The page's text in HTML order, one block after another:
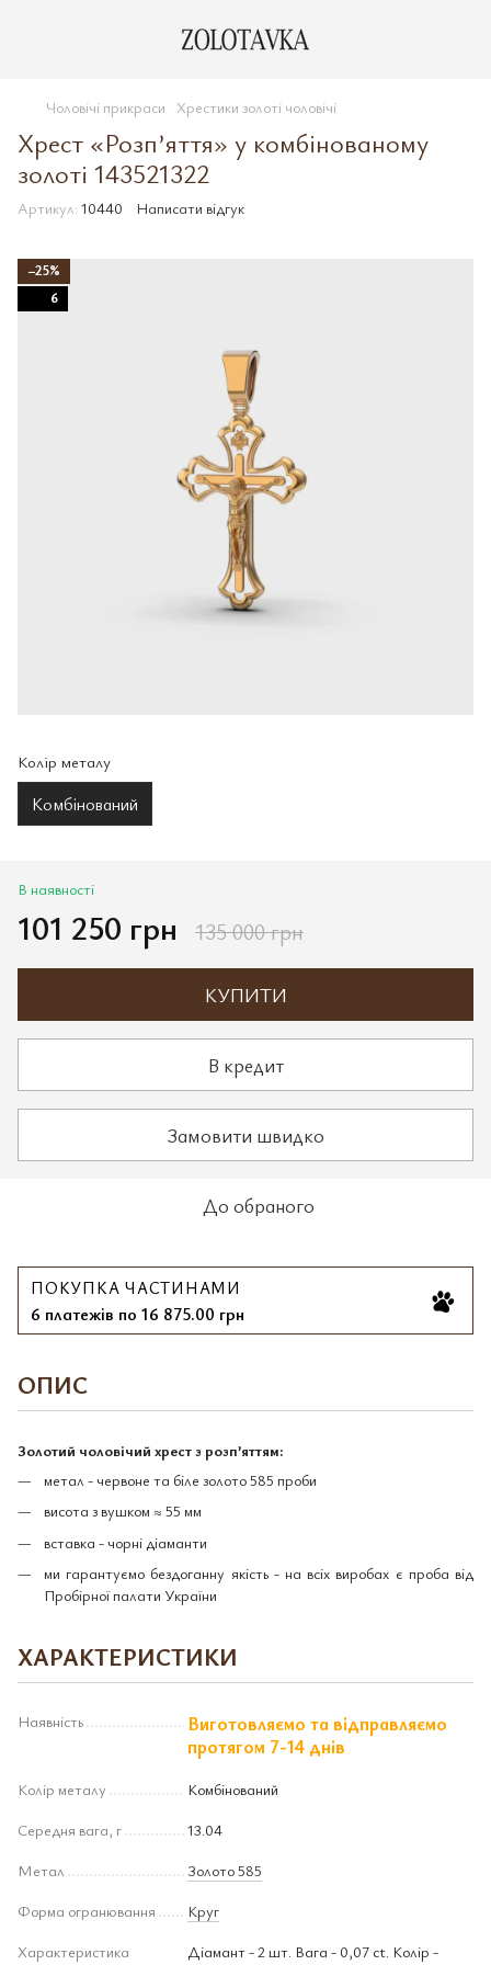
Чоловічі прикраси Хрестики золоті чоловічі
Хрест «Розп’яття» у комбінованому
золоті 143521322
Артикул: 10440 Написати відгук
−25%
6
Колір металу
Комбінований
В наявності
101 250 грн 135 000 грн
КУПИТИ
В кредит
Замовити швидко
До обраного
ПОКУПКА ЧАСТИНАМИ
6 платежів по 16 875.00 грн
ОПИС
Золотий чоловічий хрест з розп’яттям:
метал - червоне та біле золото 585 проби
висота з вушком ≈ 55 мм
вставка - чорні діаманти
ми гарантуємо бездоганну якість - на всіх виробах є проба від
Пробірної палати України
ХАРАКТЕРИСТИКИ
Наявність
Виготовляємо та відправляємо
протягом 7-14 днів
Колір металу
Комбінований
Середня вага, г
13.04
Метал
Золото 585
Форма огранювання
Круг
Характеристика
Діамант - 2 шт. Вага - 0,07 ct. Колір -